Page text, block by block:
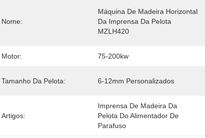
Nome:
Máquina De Madeira Horizontal
Da Imprensa Da Pelota
MZLH420
Motor: 75-200kw
Tamanho Da Pelota: 6-12mm Personalizados
Artigos:
Imprensa De Madeira Da
Pelota Do Alimentador De
Parafuso